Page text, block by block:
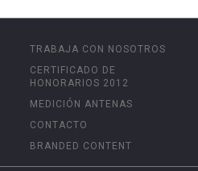
TRABAJA CON NOSOTROS
CERTIFICADO DE
HONORARIOS 2012
MEDICIÓN ANTENAS
CONTACTO
BRANDED CONTENT